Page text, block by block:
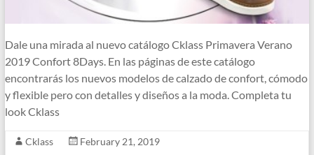
Dale una mirada al nuevo catálogo Cklass Primavera Verano
2019 Confort 8Days. En las páginas de este catálogo
encontrarás los nuevos modelos de calzado de confort, cómodo
y flexible pero con detalles y diseños a la moda. Completa tu
look Cklass
Cklass
February 21, 2019